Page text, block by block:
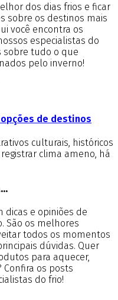
dos dias frios e ficar
sobre os destinos mais
você encontra os
especialistas do
sobre tudo o que
pelo inverno!
opções de destinos
culturais, históricos
clima ameno, há
dicas e opiniões de
São os melhores
todos os momentos
dúvidas. Quer
para aquecer,
Confira os posts
do frio!